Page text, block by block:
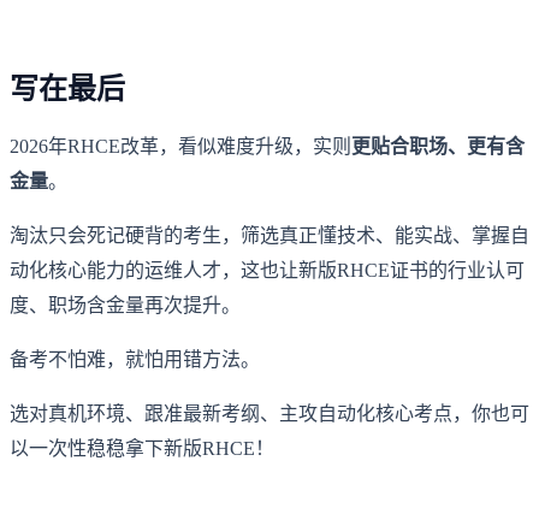
写在最后
2026年RHCE改革，看似难度升级，实则 更贴合职场、更有含
金量。
淘汰只会死记硬背的考生，筛选真正懂技术、能实战、掌握自
动化核心能力的运维人才，这也让新版RHCE证书的行业认可
度、职场含金量再次提升。
备考不怕难，就怕用错方法。
选对真机环境、跟准最新考纲、主攻自动化核心考点，你也可
以一次性稳稳拿下新版RHCE！